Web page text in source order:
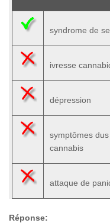
syndrome de
ivresse
dépression
symptômes
cannabis
attaque de
Réponse: